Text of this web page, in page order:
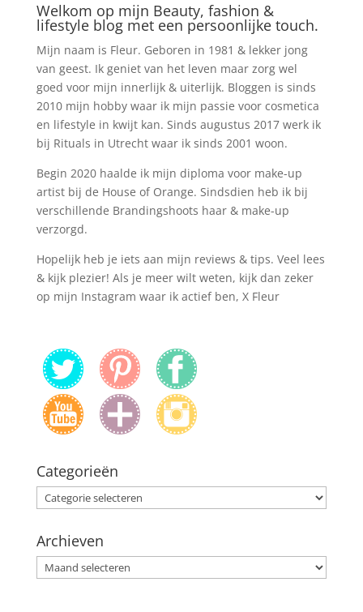
Welkom op mijn Beauty, fashion &
lifestyle blog met een persoonlijke touch.
Mijn naam is Fleur. Geboren in 1981 & lekker jong
van geest. Ik geniet van het leven maar zorg wel
goed voor mijn innerlijk & uiterlijk. Bloggen is sinds
2010 mijn hobby waar ik mijn passie voor cosmetica
en lifestyle in kwijt kan. Sinds augustus 2017 werk ik
bij Rituals in Utrecht waar ik sinds 2001 woon.
Begin 2020 haalde ik mijn diploma voor make-up
artist bij de House of Orange. Sindsdien heb ik bij
verschillende Brandingshoots haar & make-up
verzorgd.
Hopelijk heb je iets aan mijn reviews & tips. Veel lees
& kijk plezier! Als je meer wilt weten, kijk dan zeker
op mijn Instagram waar ik actief ben, X Fleur
Categorieën
Categorieën
Archieven
Archieven